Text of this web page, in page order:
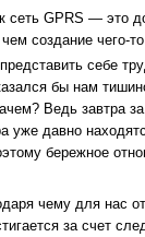
сеть GPRS —
создание чего-то
себе
бы нам
Ведь завтра
уже давно
бережное
чему для нас
за счет